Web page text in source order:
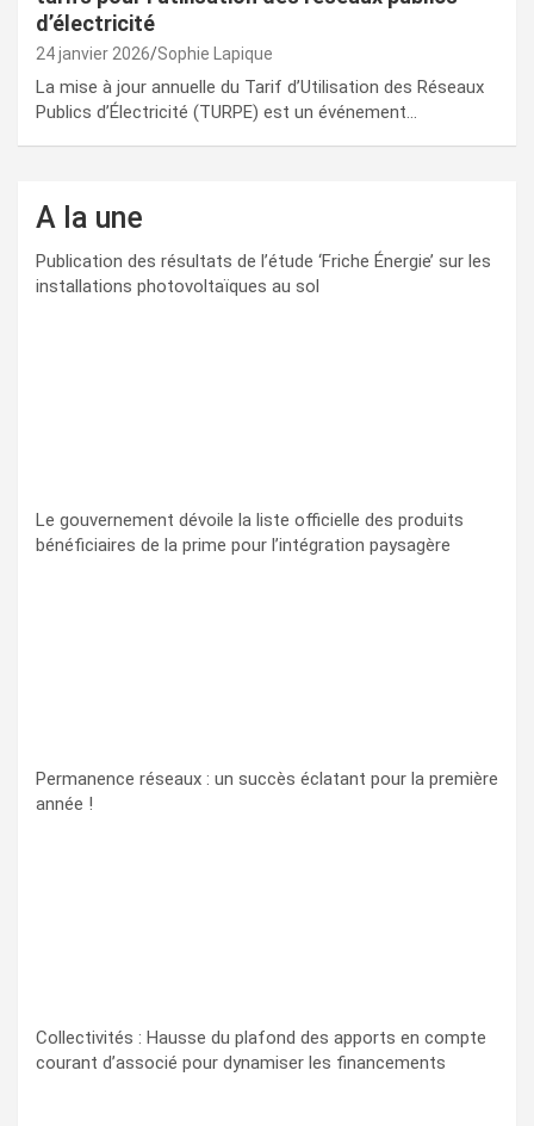
d’électricité
24 janvier 2026 Sophie Lapique
La mise à jour annuelle du Tarif d’Utilisation des Réseaux
Publics d’Électricité (TURPE) est un événement…
A la une
Publication des résultats de l’étude ‘Friche Énergie’ sur les
installations photovoltaïques au sol
Le gouvernement dévoile la liste officielle des produits
bénéficiaires de la prime pour l’intégration paysagère
Permanence réseaux : un succès éclatant pour la première
année !
Collectivités : Hausse du plafond des apports en compte
courant d’associé pour dynamiser les financements